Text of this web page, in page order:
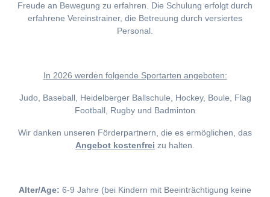
Freude an Bewegung zu erfahren. Die Schulung erfolgt durch
erfahrene Vereinstrainer, die Betreuung durch versiertes
Personal.
In 2026 werden folgende Sportarten angeboten:
Judo, Baseball, Heidelberger Ballschule, Hockey, Boule, Flag
Football, Rugby und Badminton
Wir danken unseren Förderpartnern, die es ermöglichen, das
Angebot kostenfrei zu halten.
Alter/Age: 6-9 Jahre (bei Kindern mit Beeinträchtigung keine